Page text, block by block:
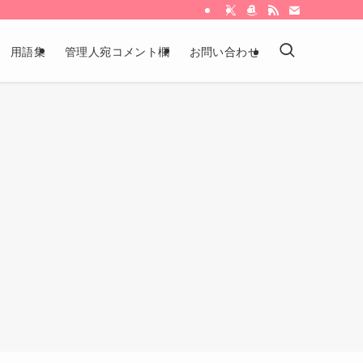
用語集 管理人宛コメント欄 お問い合わせ